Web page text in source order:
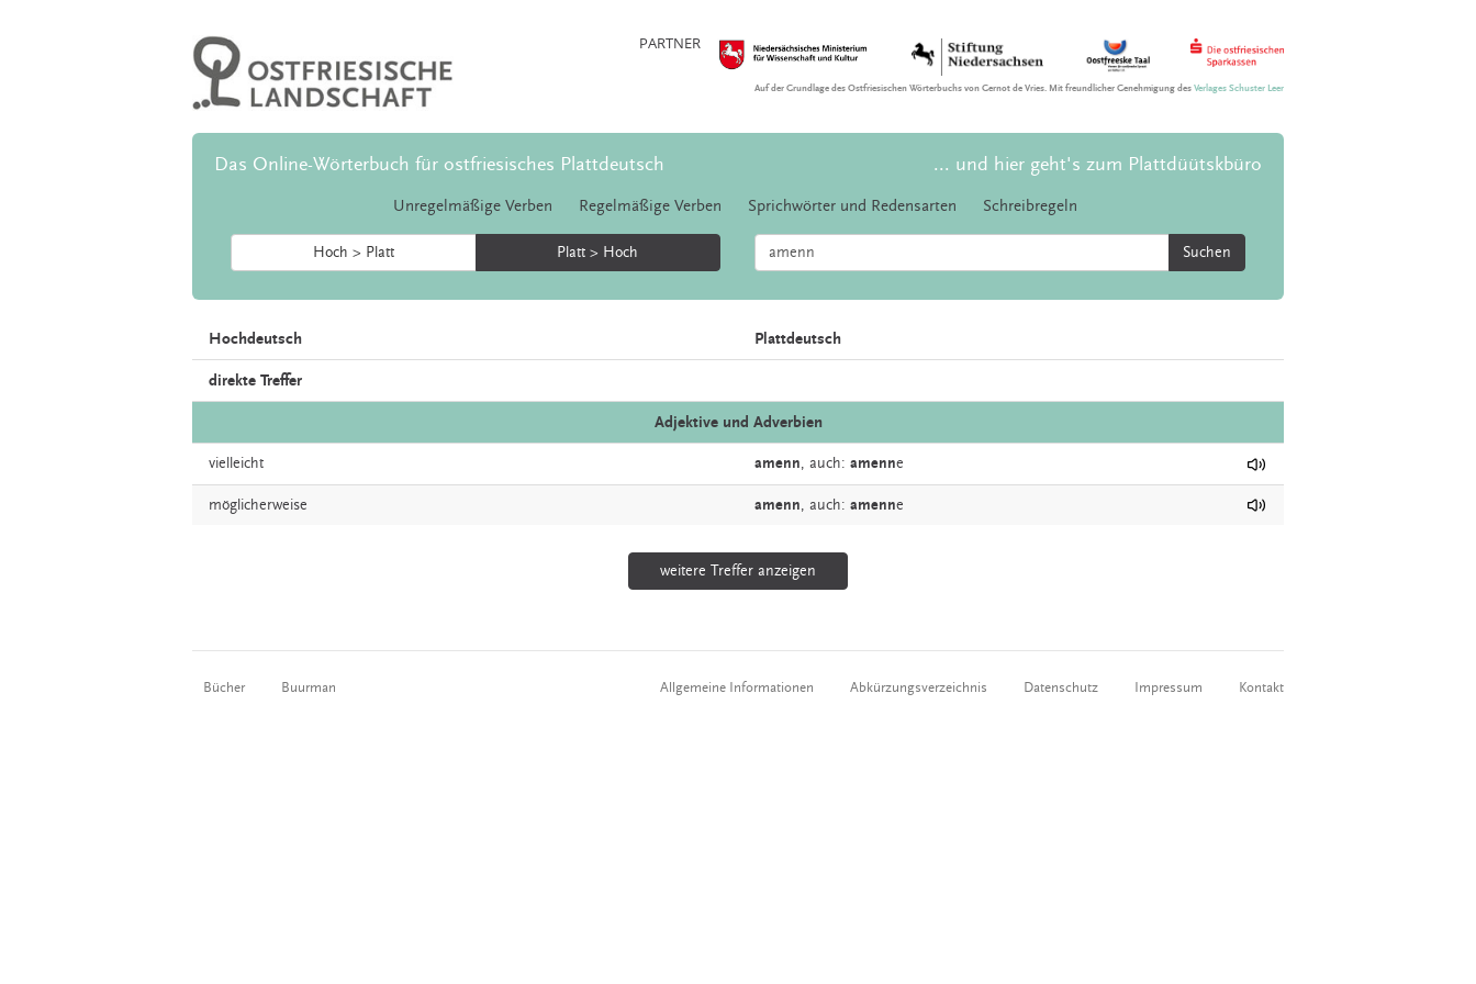
PARTNER
Auf der Grundlage des Ostfriesischen Wörterbuchs von Gernot de Vries. Mit freundlicher Genehmigung desVerlages Schuster Leer
Das Online-Wörterbuch für ostfriesisches Plattdeutsch ... und hier geht's zum Plattdüütskbüro
Unregelmäßige Verben Regelmäßige Verben Sprichwörter und Redensarten Schreibregeln
Hoch > Platt Platt > Hoch Suchen
Hochdeutsch Plattdeutsch
direkte Treffer
Adjektive und Adverbien
vielleicht amenn, auch: amenne
möglicherweise amenn, auch: amenne
weitere Treffer anzeigen
Bücher Buurman Allgemeine Informationen Abkürzungsverzeichnis Datenschutz Impressum Kontakt